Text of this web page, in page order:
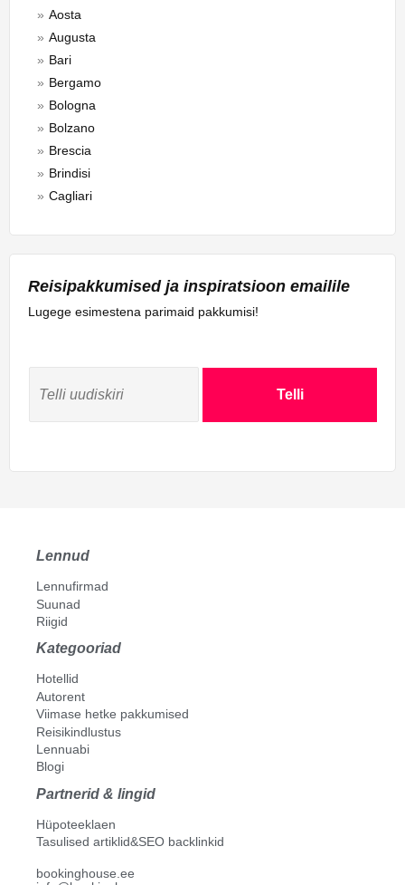
Aosta
Augusta
Bari
Bergamo
Bologna
Bolzano
Brescia
Brindisi
Cagliari
Crotone
Cuneo
Genoa
Grosseto
Olbia
Oristano
Padova
Palermo
Parma
Perugia
Pescara
Piacenza
Pisa
Reggio Emilia
Salerno
Trapani
Reisipakkumised ja inspiratsioon emailile
Lugege esimestena parimaid pakkumisi!
Telli
Lennud
Lennufirmad
Suunad
Riigid
Kategooriad
Hotellid
Autorent
Viimase hetke pakkumised
Reisikindlustus
Lennuabi
Blogi
Partnerid & lingid
Hüpoteeklaen
Tasulised artiklid&SEO backlinkid
bookinghouse.ee